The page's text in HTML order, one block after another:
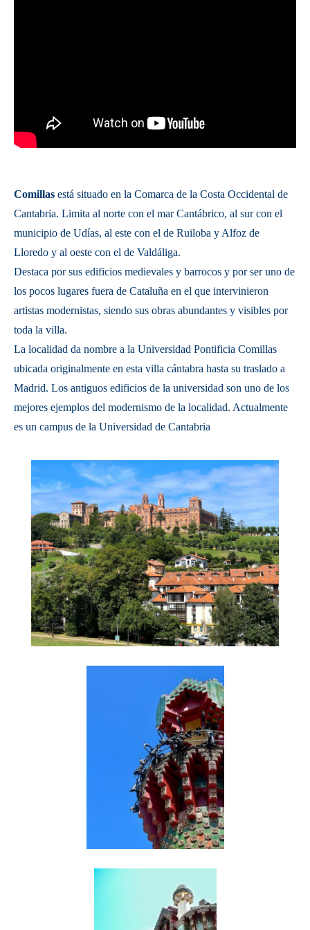
Comillas está situado en la Comarca de la Costa Occidental de
Cantabria. Limita al norte con el mar Cantábrico, al sur con el
municipio de Udías, al este con el de Ruiloba y Alfoz de
Lloredo y al oeste con el de Valdáliga.
Destaca por sus edificios medievales y barrocos y por ser uno de
los pocos lugares fuera de Cataluña en el que intervinieron
artistas modernistas, siendo sus obras abundantes y visibles por
toda la villa.
La localidad da nombre a la Universidad Pontificia Comillas
ubicada originalmente en esta villa cántabra hasta su traslado a
Madrid. Los antiguos edificios de la universidad son uno de los
mejores ejemplos del modernismo de la localidad. Actualmente
es un campus de la Universidad de Cantabria